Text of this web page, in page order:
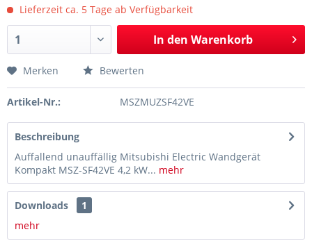
Lieferzeit ca. 5 Tage ab Verfügbarkeit
In den Warenkorb
Merken Bewerten
Artikel-Nr.: MSZMUZSF42VE
Beschreibung
Auffallend unauffällig Mitsubishi Electric Wandgerät
Kompakt MSZ-SF42VE 4,2 kW... mehr
Downloads
1
mehr